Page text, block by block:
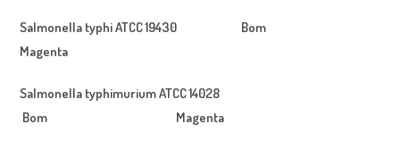
Salmonella typhiATCC 19430 Bom
Magenta
Salmonella typhimuriumATCC 14028
Bom Magenta